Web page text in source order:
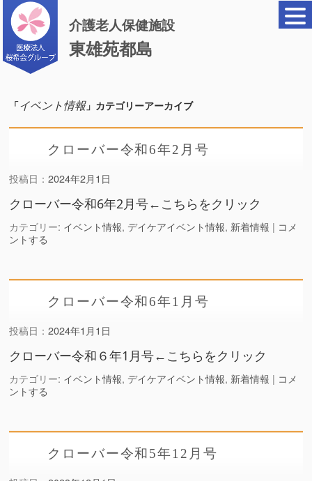
介護老人保健施設
東雄苑都島
「イベント情報」カテゴリーアーカイブ
クローバー令和6年2月号
投稿日：2024年2月1日
クローバー令和6年2月号←こちらをクリック
カテゴリー: イベント情報,デイケアイベント情報, 新着情報 | コメ
ントする
クローバー令和6年1月号
投稿日：2024年1月1日
クローバー令和６年1月号←こちらをクリック
カテゴリー: イベント情報,デイケアイベント情報, 新着情報 | コメ
ントする
クローバー令和5年12月号